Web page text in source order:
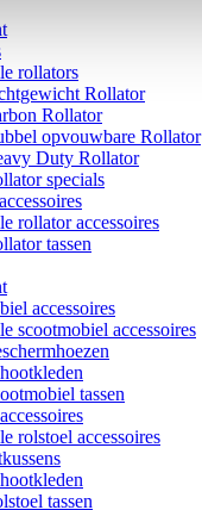
rollators
Rollator
Rollator
opvouwbare Rollator
Duty Rollator
specials
rollator accessoires
tassen
accessoires
scootmobiel accessoires
tassen
rolstoel accessoires
tassen